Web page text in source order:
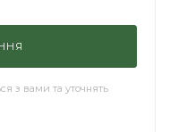
з вами та уточнять